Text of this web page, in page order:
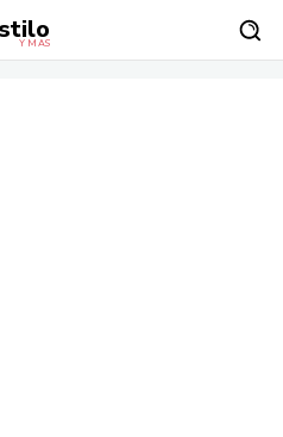
Y MÁS